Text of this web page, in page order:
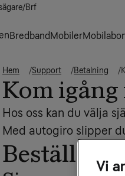
Brf
BredbandMobiler
Hem Support Betalning
Kom
Hos oss kan du välja
Med autogiro slipper
Beställ Vi